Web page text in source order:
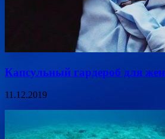
Капсульный гардероб для
11.12.2019